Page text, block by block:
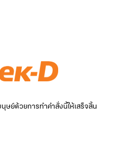
ษย์ด้วยการทำคำสั่งนี้ให้เสร็จสิ้น